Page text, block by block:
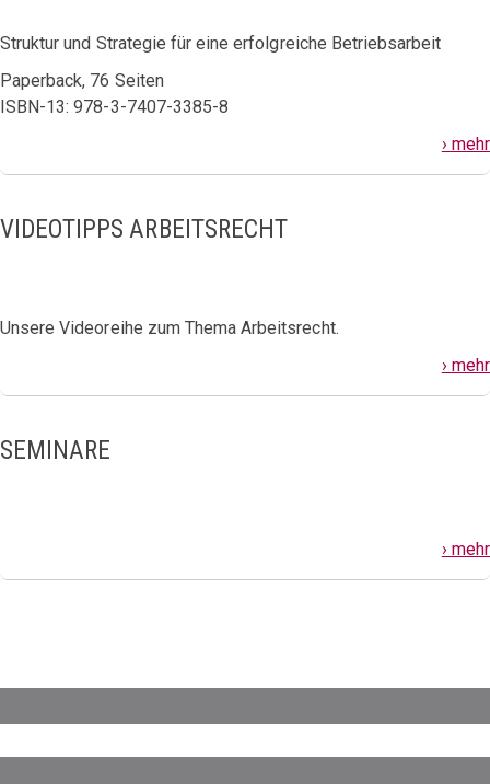
Struktur und Strategie für eine erfolgreiche Betriebsarbeit
Paperback, 76 Seiten
ISBN-13: 978-3-7407-3385-8
› mehr
VIDEOTIPPS ARBEITSRECHT
Unsere Videoreihe zum Thema Arbeitsrecht.
› mehr
SEMINARE
› mehr